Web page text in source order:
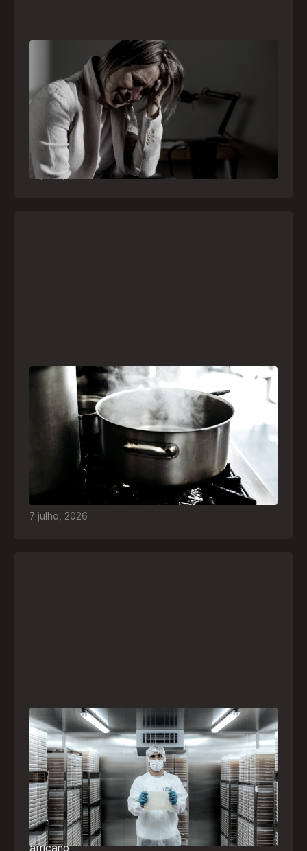
Crise psiquiátrica é urgência médica: saiba
como o SAMU atua nesses casos
Surtos, tentativas de suicídio e episódios de
agitação intensa são considerados urgências
médicas e devem receber atendimento
especializado pelo telefone 192
21 julho, 2026
Frio leva brasileiros a improvisar para se
aquecer e aumenta risco de queimaduras
dentro de casa
O inverno chegou e, com ele, práticas perigosas
para espantar o frio voltam a ser comuns. Saiba
quais são os riscos e como agir em caso de
7 julho 2026
A paranaense Vuelo Pharma é uma das 13
empresas brasileiras selecionadas para
representar o Brasil na maior feira de
negócios de Angola
Empresa participará da FILDA 2026, em Luanda,
levando tecnologias brasileiras para tratamento de
feridas, ostomia e proteção cutânea ao mercado
africano